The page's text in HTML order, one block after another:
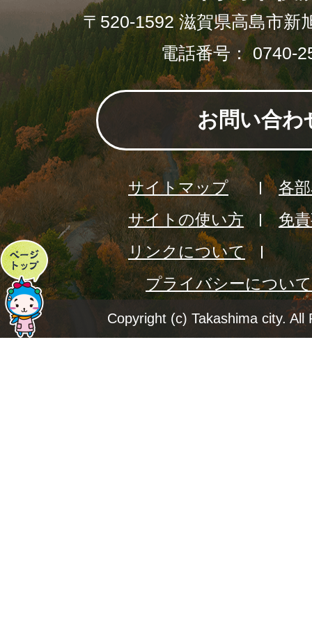
ペ
ー
ジ
〒520-1592 滋賀県高島市新
電話番号： 0740-
お問い合わ
サイトマップ
各
サイトの使い方
免
リンクについて
プライバシーについて
Copyright (c) Takashima city. All